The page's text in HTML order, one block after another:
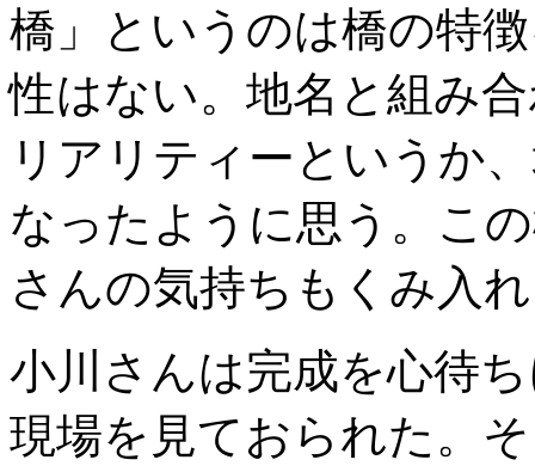
橋」というのは橋の特
性はない。地名と組み
リアリティーというか
なったように思う。こ
さんの気持ちもくみ入
小川さんは完成を心待
現場を見ておられた。